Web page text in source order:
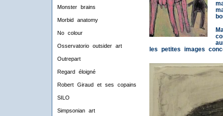
Monster brains
Morbid anatomy
No colour
Osservatorio outsider art
Outrepart
Regard éloigné
Robert Giraud et ses copains
SILO
Simpsonian art
les petites images